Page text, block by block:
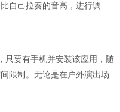
自己拉奏的音高，进行调
只要有手机并安装该应用，随
限制。无论是在户外演出场